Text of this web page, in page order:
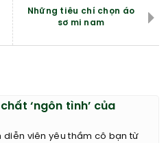
Những tiêu chí chọn áo
sơ mi nam
‘ngôn tình’ của
diễn viên yêu thầm cô bạn từ